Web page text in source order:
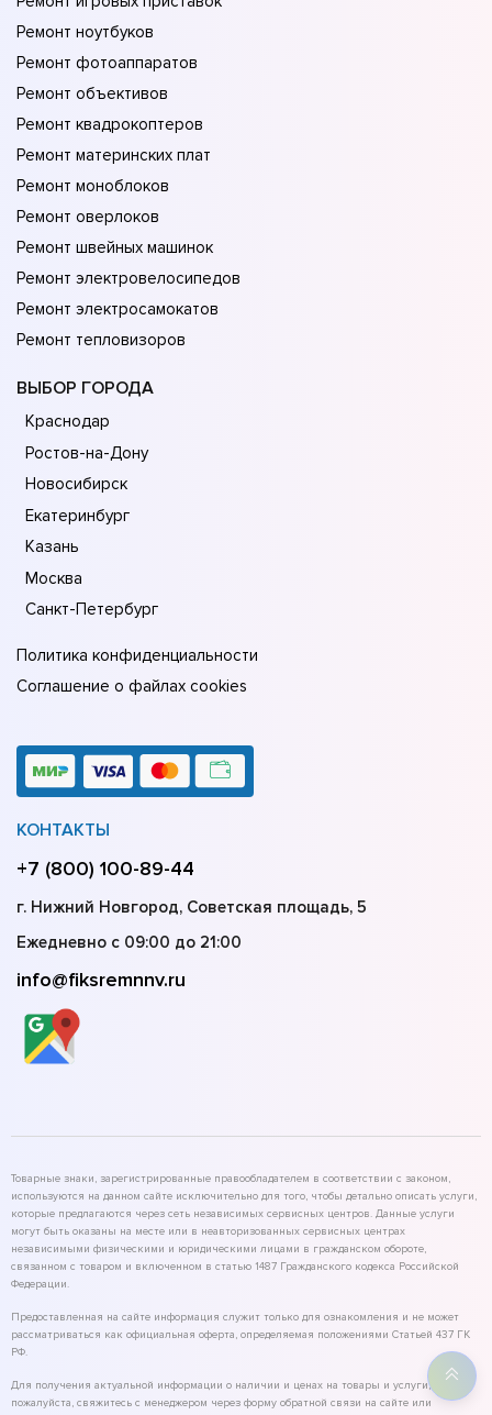
Ремонт ноутбуков
Ремонт фотоаппаратов
Ремонт объективов
Ремонт квадрокоптеров
Ремонт материнских плат
Ремонт моноблоков
Ремонт оверлоков
Ремонт швейных машинок
Ремонт электровелосипедов
Ремонт электросамокатов
Ремонт тепловизоров
ВЫБОР ГОРОДА
Краснодар
Ростов-на-Дону
Новосибирск
Екатеринбург
Казань
Москва
Санкт-Петербург
Политика конфиденциальности
Соглашение о файлах cookies
КОНТАКТЫ
+7 (800) 100-89-44
г. Нижний Новгород, Советская площадь, 5
Ежедневно с 09:00 до 21:00
info@fiksremnnv.ru
Товарные знаки, зарегистрированные правообладателем в соответствии с законом,
используются на данном сайте исключительно для того, чтобы детально описать услуги,
которые предлагаются через сеть независимых сервисных центров. Данные услуги
могут быть оказаны на месте или в неавторизованных сервисных центрах
независимыми физическими и юридическими лицами в гражданском обороте,
связанном с товаром и включенном в статью 1487 Гражданского кодекса Российской
Федерации.
Предоставленная на сайте информация служит только для ознакомления и не может
рассматриваться как официальная оферта, определяемая положениями Статьей 437 ГК
РФ.
Для получения актуальной информации о наличии и ценах на товары и услуги,
пожалуйста, свяжитесь с менеджером через форму обратной связи на сайте или